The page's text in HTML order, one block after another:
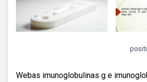
Webas imunoglobulinas g e